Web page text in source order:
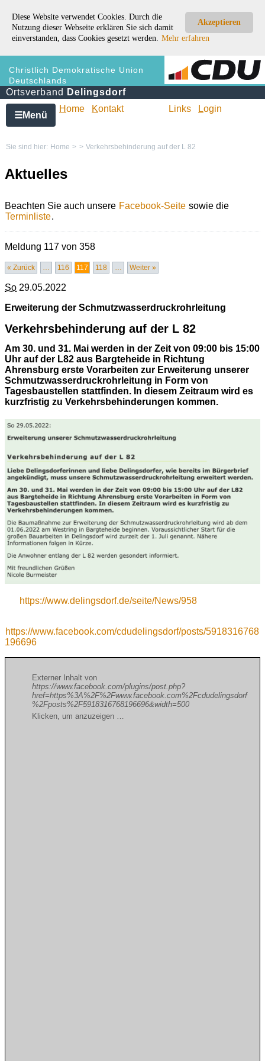
Akzeptieren
Diese Website verwendet Cookies. Durch die
Nutzung dieser Webseite erklären Sie sich damit
einverstanden, dass Cookies gesetzt werden. Mehr erfahren
Christlich Demokratische Union
Deutschlands
Ortsverband Delingsdorf
☰Menü
Home Kontakt Links Login
Sie sind hier: Home > > Verkehrsbehinderung auf der L 82
Aktuelles
Beachten Sie auch unsere Facebook-Seite sowie die
Terminliste.
Meldung 117 von 358
« Zurück … 116 117 118 … Weiter »
So 29.05.2022
Erweiterung der Schmutzwasserdruckrohrleitung
Verkehrsbehinderung auf der L 82
Am 30. und 31. Mai werden in der Zeit von 09:00 bis 15:00
Uhr auf der L82 aus Bargteheide in Richtung
Ahrensburg erste Vorarbeiten zur Erweiterung unserer
Schmutzwasserdruckrohrleitung in Form von
Tagesbaustellen stattfinden. In diesem Zeitraum wird es
kurzfristig zu Verkehrsbehinderungen kommen.
https://www.delingsdorf.de/seite/News/958
https://www.facebook.com/cdudelingsdorf/posts/5918316768
196696